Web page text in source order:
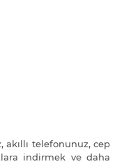
telefonunuz, cep
indirmek ve daha